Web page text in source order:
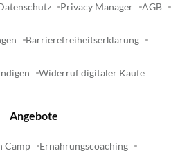
Privacy Manager AGB
Barrierefreiheitserklärung
Widerruf digitaler Käufe
Angebote
Camp Ernährungscoaching